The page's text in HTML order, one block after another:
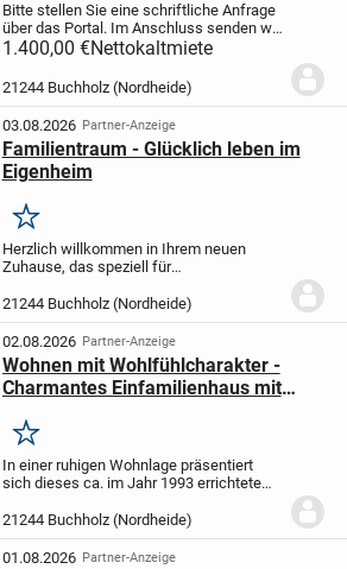
Bitte stellen Sie eine schriftliche Anfrage
über das Portal. Im Anschluss senden wir
Ihnen das vollständige Exposé und
Bewerbungsverfahren zu.Hinweis: Einige
1.400,00 €Nettokaltmiete
21244 Buchholz (Nordheide)
03.08.2026 Partner-Anzeige
Familientraum - Glücklich leben im
Eigenheim
Merken
Herzlich willkommen in Ihrem neuen
Zuhause, das speziell für
gestaltet wurde. Diese Immobilie ist der
ideale Ort, um gemeinsame Erinnerungen
zu schaffen und ein...
21244 Buchholz (Nordheide)
02.08.2026 Partner-Anzeige
Wohnen mit Wohlfühlcharakter -
Charmantes Einfamilienhaus mit
i.d.NMerken
In einer ruhigen Wohnlage präsentiert
sich dieses ca. im Jahr 1993 errichtete
und Wohlfühlen. Auf einem ca. 670 m²
großen Grundstück vereint die Immobilie
helle...
21244 Buchholz (Nordheide)
01.08.2026 Partner-Anzeige